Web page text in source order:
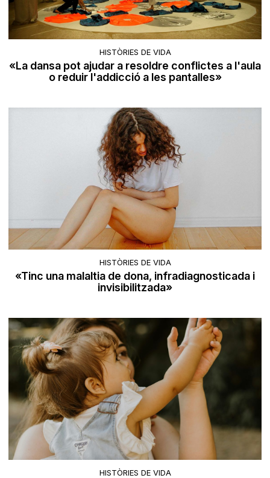
HISTÒRIES DE VIDA
«La dansa pot ajudar a resoldre conflictes a l'aula
o reduir l'addicció a les pantalles»
HISTÒRIES DE VIDA
«Tinc una malaltia de dona, infradiagnosticada i
invisibilitzada»
HISTÒRIES DE VIDA